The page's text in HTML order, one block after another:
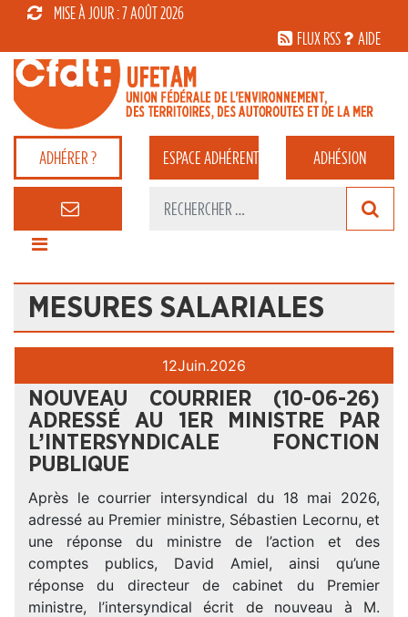
MISE À JOUR : 7 AOÛT 2026
FLUX RSS
AIDE
ADHÉRER ? ESPACEADHÉRENT ADHÉSION
MESURES SALARIALES
12Juin.2026
NOUVEAU COURRIER (10-06-26)
ADRESSÉ AU 1ER MINISTRE PAR
L’INTERSYNDICALE FONCTION
PUBLIQUE
Après le courrier intersyndical du 18 mai 2026,
adressé au Premier ministre, Sébastien Lecornu, et
une réponse du ministre de l’action et des
comptes publics, David Amiel, ainsi qu’une
réponse du directeur de cabinet du Premier
ministre, l’intersyndical écrit de nouveau à M.